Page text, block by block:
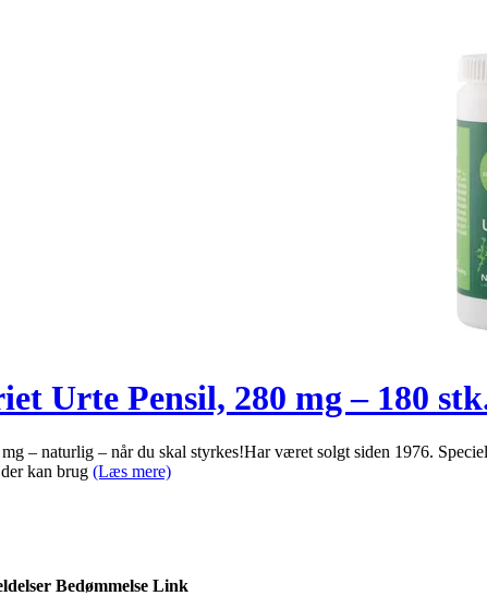
Urte Pensil, 280 mg – 180
– naturlig – når du skal styrkes!Har været solgt siden 1976.
kan brug (Læs mere)
Bedømmelse Link